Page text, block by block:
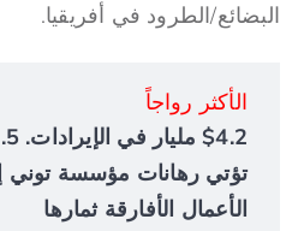
البضائع/الطرود في أفريقيا.
الأكثر رواجاً
تؤتي رهانات مؤسسة توني
الأعمال الأفارقة ثمارها